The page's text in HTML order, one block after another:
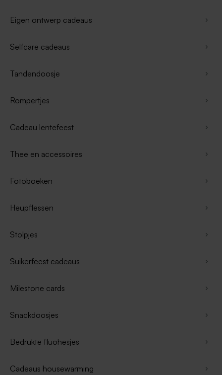
Eigen ontwerp cadeaus
Selfcare cadeaus
Tandendoosje
Rompertjes
Cadeau lentefeest
Thee en accessoires
Fotoboeken
Heupflessen
Stolpjes
Suikerfeest cadeaus
Milestone cards
Snackdoosjes
Bedrukte fluohesjes
Cadeaus housewarming